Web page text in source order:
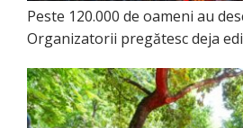
Peste 120.000 de oameni au
Organizatorii pregătesc deja